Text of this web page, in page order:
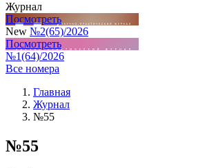
Журнал
Посмотреть
New №2(65)/2026
Посмотреть
№1(64)/2026
Все номера
Главная
Журнал
№55
№55